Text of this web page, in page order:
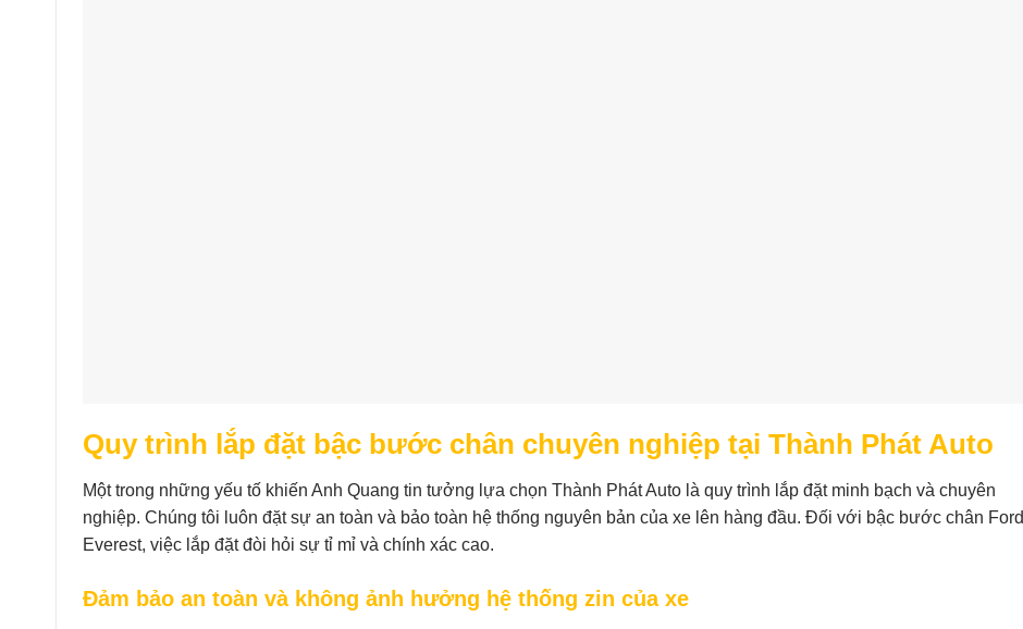
Quy trình lắp đặt bậc bước chân chuyên nghiệp tại Thành Phát Auto
Một trong những yếu tố khiến Anh Quang tin tưởng lựa chọn Thành Phát Auto là quy trình lắp đặt minh bạch và chuyên
nghiệp. Chúng tôi luôn đặt sự an toàn và bảo toàn hệ thống nguyên bản của xe lên hàng đầu. Đối với bậc bước chân Ford
Everest, việc lắp đặt đòi hỏi sự tỉ mỉ và chính xác cao.
Đảm bảo an toàn và không ảnh hưởng hệ thống zin của xe